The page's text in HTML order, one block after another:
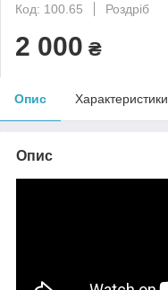
Код: 100.65
Роздріб
2 000 ₴
Опис Характеристики
Опис